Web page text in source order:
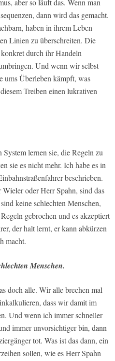
aber so läuft das. Wenn man
dann wird das gemacht.
haben in ihrem Leben
Linien zu überschreiten. Die
durch ihr Handeln
Und wenn wir selbst
ums Überleben kämpft, was
Treiben einen lukrativen
lernen sie, die Regeln zu
sie es nicht mehr. Ich habe es in
beschrieben.
oder Herr Spahn, sind das
keine schlechten Menschen,
gebrochen und es akzeptiert
der halt lernt, er kann abkürzen
macht.
Menschen.
doch alle. Wir alle brechen mal
dass wir damit im
Und wenn ich immer schneller
immer unvorsichtiger bin, dann
tot. Was ist das dann, ein
sollen, wie es Herr Spahn